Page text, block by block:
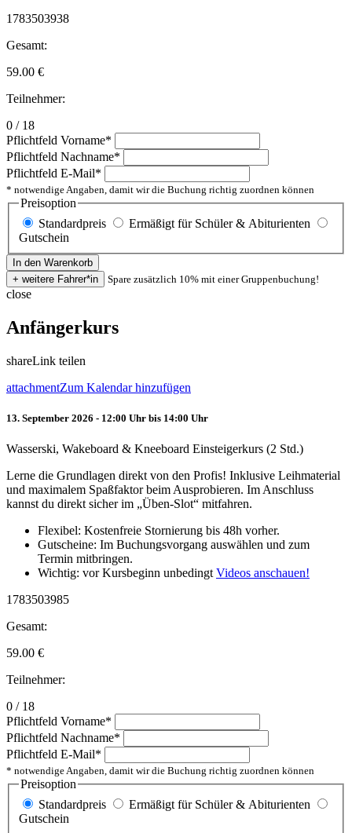
1783503938
Gesamt:
59.00 €
Teilnehmer:
0 / 18
Pflichtfeld Vorname*
Pflichtfeld Nachname*
Pflichtfeld E-Mail*
* notwendige Angaben, damit wir die Buchung richtig zuordnen können
Preisoption
Standardpreis
Ermäßigt für Schüler & Abiturienten
Gutschein
Spare zusätzlich 10% mit einer Gruppenbuchung!
close
Anfängerkurs
shareLink teilen
attachmentZum Kalendar hinzufügen
13. September 2026 - 12:00 Uhr bis 14:00 Uhr
Wasserski, Wakeboard & Kneeboard Einsteigerkurs (2 Std.)
Lerne die Grundlagen direkt von den Profis! Inklusive Leihmaterial
und maximalem Spaßfaktor beim Ausprobieren. Im Anschluss
kannst du direkt sicher im „Üben-Slot“ mitfahren.
Flexibel: Kostenfreie Stornierung bis 48h vorher.
Gutscheine: Im Buchungsvorgang auswählen und zum
Termin mitbringen.
Wichtig: vor Kursbeginn unbedingt Videos anschauen!
1783503985
Gesamt:
59.00 €
Teilnehmer:
0 / 18
Pflichtfeld Vorname*
Pflichtfeld Nachname*
Pflichtfeld E-Mail*
* notwendige Angaben, damit wir die Buchung richtig zuordnen können
Preisoption
Standardpreis
Ermäßigt für Schüler & Abiturienten
Gutschein